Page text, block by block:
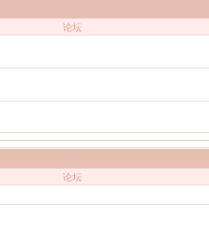
论坛
论坛